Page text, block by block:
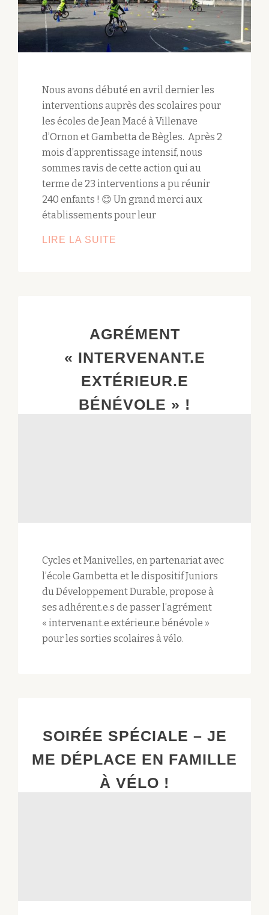
Nous avons débuté en avril dernier les
interventions auprès des scolaires pour
les écoles de Jean Macé à Villenave
d’Ornon et Gambetta de Bègles. Après 2
mois d’apprentissage intensif, nous
sommes ravis de cette action qui au
terme de 23 interventions a pu réunir
240 enfants ! 😊 Un grand merci aux
établissements pour leur
LIRE LA SUITE
AGRÉMENT
« INTERVENANT.E
EXTÉRIEUR.E
BÉNÉVOLE » !
Cycles et Manivelles, en partenariat avec
l’école Gambetta et le dispositif Juniors
du Développement Durable, propose à
ses adhérent.e.s de passer l’agrément
« intervenant.e extérieur.e bénévole »
pour les sorties scolaires à vélo.
SOIRÉE SPÉCIALE – JE
ME DÉPLACE EN FAMILLE
À VÉLO !